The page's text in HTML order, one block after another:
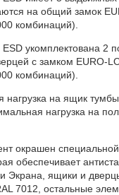
на общий замок
комбинаций).
укомплектована 2
с замком EURO-
комбинаций).
нагрузка на ящик
нагрузка на
окрашен
обеспечивает
Экрана, ящики и
7012, остальные